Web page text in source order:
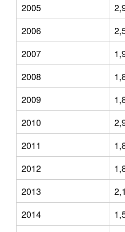
2005
2006
2007
2008
2009
2010
2011
2012
2013
2014